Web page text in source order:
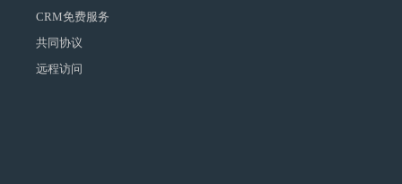
CRM免费服务
共同协议
远程访问